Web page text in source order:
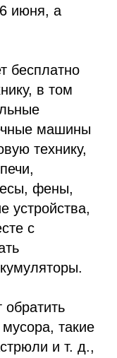
июня, а
бесплатно
в том
машины
технику,
фены,
устройства,
с
обратить
такие
и т. д.,